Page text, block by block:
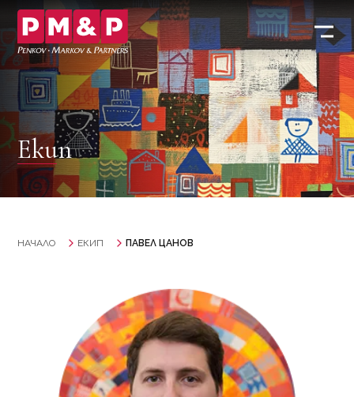
Екип
НАЧАЛО ЕКИП ПАВЕЛ ЦАНОВ